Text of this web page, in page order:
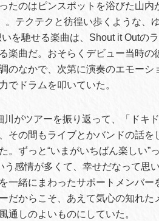
たのはピンスポットを浴びた山
。テクテクと彷徨い歩くような、
いを馳せる楽曲は、Shout it Outの
楽曲だ。おそらくデビュー当時
のなかで、次第に演奏のエモー
でドラムを叩いていた。
川がツアーを振り返って、「ドキ
その間もライブとかバンドの話
。ずっと“いまがいちばん楽しい”
う感情が多くて、幸せだなって
一緒にまわったサポートメンバ
だからこそ、あえて気心の知れ
通しのよいものにしていた。